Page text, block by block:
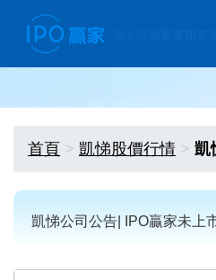
首頁 凱悌股價行情 凱
凱悌公司公告| IPO贏家未上